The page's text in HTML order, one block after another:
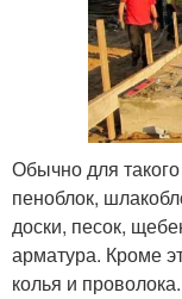
Обычно для
пеноблок,
доски, песок,
арматура. Кроме
колья и проволока.